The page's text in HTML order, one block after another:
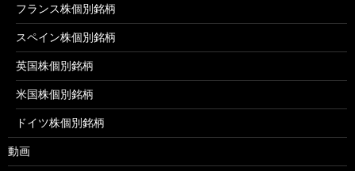
フランス株個別銘柄
スペイン株個別銘柄
英国株個別銘柄
米国株個別銘柄
ドイツ株個別銘柄
動画